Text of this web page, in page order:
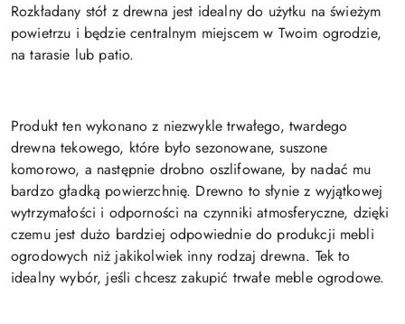
Rozkładany stół z drewna jest idealny do użytku na świeżym
powietrzu i będzie centralnym miejscem w Twoim ogrodzie,
na tarasie lub patio.
Produkt ten wykonano z niezwykle trwałego, twardego
drewna tekowego, które było sezonowane, suszone
komorowo, a następnie drobno oszlifowane, by nadać mu
bardzo gładką powierzchnię. Drewno to słynie z wyjątkowej
wytrzymałości i odporności na czynniki atmosferyczne, dzięki
czemu jest dużo bardziej odpowiednie do produkcji mebli
ogrodowych niż jakikolwiek inny rodzaj drewna. Tek to
idealny wybór, jeśli chcesz zakupić trwałe meble ogrodowe.